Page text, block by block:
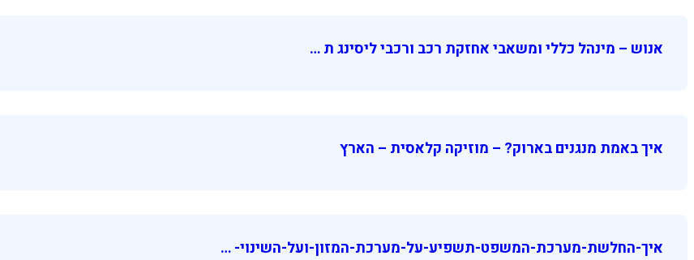
אנוש – מינהל כללי ומשאבי אחזקת רכב ורכבי ליסינג ת …
איך באמת מנגנים בארוק? – מוזיקה קלאסית – הארץ
איך-החלשת-מערכת-המשפט-תשפיע-על-מערכת-המזון-ועל-השינוי- …